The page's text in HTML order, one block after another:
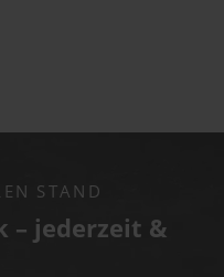
STAND
– jederzeit &